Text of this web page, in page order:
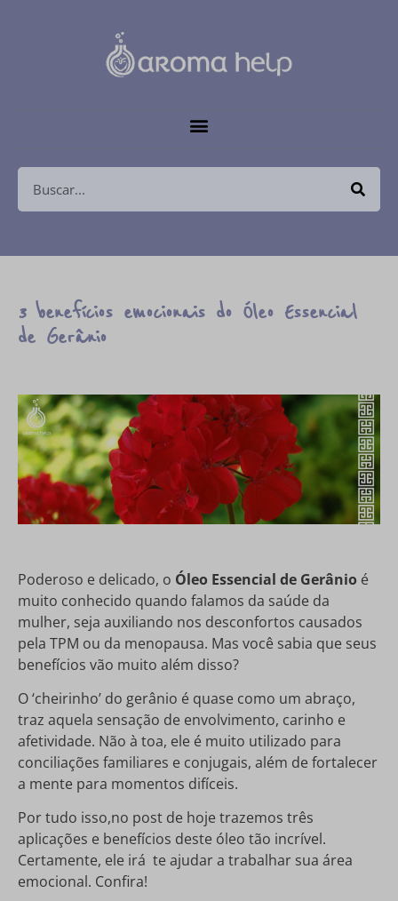
3 benefícios emocionais do Óleo Essencial
de Gerânio
Poderoso e delicado, o Óleo Essencial de Gerânio é
muito conhecido quando falamos da saúde da
mulher, seja auxiliando nos desconfortos causados
pela TPM ou da menopausa. Mas você sabia que seus
benefícios vão muito além disso?
O ‘cheirinho’ do gerânio é quase como um abraço,
traz aquela sensação de envolvimento, carinho e
afetividade. Não à toa, ele é muito utilizado para
conciliações familiares e conjugais, além de fortalecer
a mente para momentos difíceis.
Por tudo isso,no post de hoje trazemos três
aplicações e benefícios deste óleo tão incrível.
Certamente, ele irá te ajudar a trabalhar sua área
emocional. Confira!